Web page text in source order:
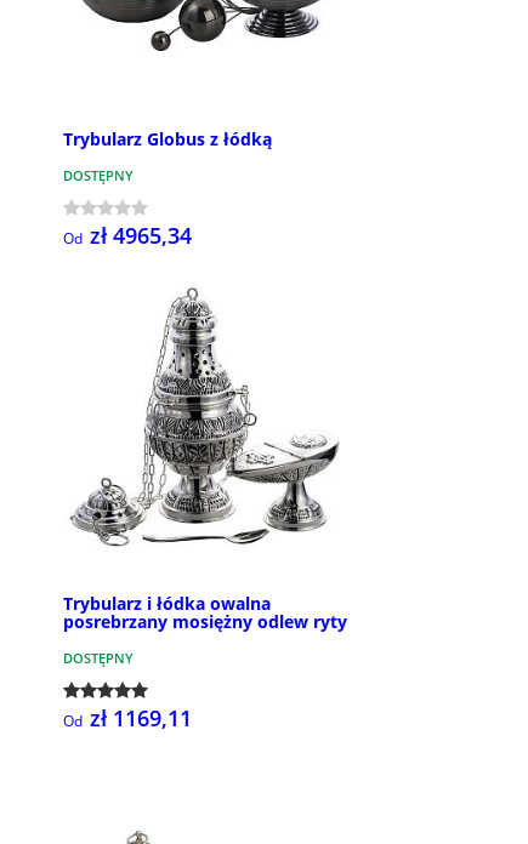
Trybularz Globus z łódką
DOSTĘPNY
Od zł 4965,34
Trybularz i łódka owalna
posrebrzany mosiężny odlew ryty
DOSTĘPNY
Od zł 1169,11